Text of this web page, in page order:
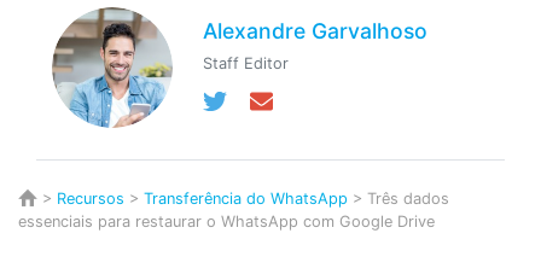
Alexandre Garvalhoso
Staff Editor
> Recursos > Transferência do WhatsApp > Três dados
essenciais para restaurar o WhatsApp com Google Drive